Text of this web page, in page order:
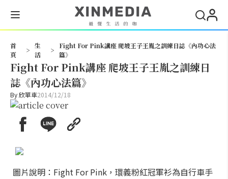
首
頁
>
生
活
>
Fight For Pink講座 爬坡王子王胤之訓練日誌《內功心法
篇》
Fight For Pink講座 爬坡王子王胤之訓練日
誌《內功心法篇》
By欣單車2014/12/18
圖片說明：Fight For Pink，環義粉紅冠軍衫為自行車手